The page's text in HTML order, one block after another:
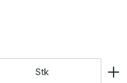
Stk